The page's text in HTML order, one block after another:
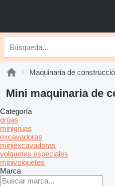
Maquinaria de
Mini maquinaria de
Categoría
grúas
minigrúas
excavadoras
miniexcavadoras
volquetes especiales
minivolquetes
Marca